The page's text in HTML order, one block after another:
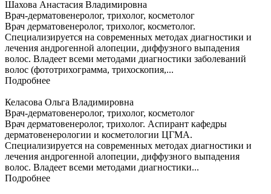
Шахова Анастасия Владимировна
Врач-дерматовенеролог, трихолог, косметолог
Врач дерматовенеролог, трихолог, косметолог.
Специализируется на современных методах диагностики и
лечения андрогенной алопеции, диффузного выпадения
волос. Владеет всеми методами диагностики заболеваний
волос (фототрихограмма, трихоскопия,...
Подробнее
Келасова Ольга Владимировна
Врач-дерматовенеролог, трихолог, косметолог
Врач дерматовенеролог, трихолог. Аспирант кафедры
дерматовенерологии и косметологии ЦГМА.
Специализируется на современных методах диагностики и
лечения андрогенной алопеции, диффузного выпадения
волос. Владеет всеми методами диагностики...
Подробнее